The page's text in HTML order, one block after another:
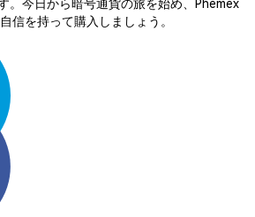
信を持って購入しましょう。